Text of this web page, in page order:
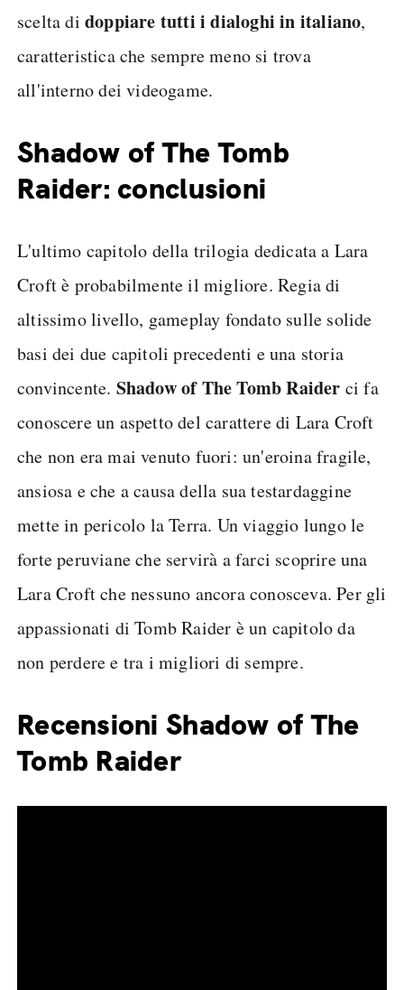
scelta di doppiare tutti i dialoghi in italiano,
caratteristica che sempre meno si trova
all'interno dei videogame.
Shadow of The Tomb
Raider: conclusioni
L'ultimo capitolo della trilogia dedicata a Lara
Croft è probabilmente il migliore. Regia di
altissimo livello, gameplay fondato sulle solide
basi dei due capitoli precedenti e una storia
convincente. Shadow of The Tomb Raider ci fa
conoscere un aspetto del carattere di Lara Croft
che non era mai venuto fuori: un'eroina fragile,
ansiosa e che a causa della sua testardaggine
mette in pericolo la Terra. Un viaggio lungo le
forte peruviane che servirà a farci scoprire una
Lara Croft che nessuno ancora conosceva. Per gli
appassionati di Tomb Raider è un capitolo da
non perdere e tra i migliori di sempre.
Recensioni Shadow of The
Tomb Raider